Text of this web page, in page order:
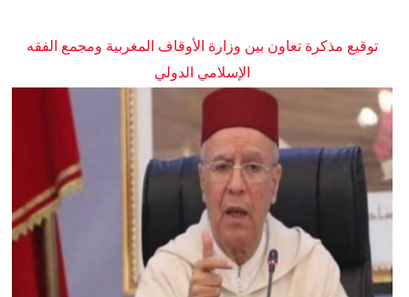
توقيع مذكرة تعاون بين وزارة الأوقاف المغربية ومجمع الفقه
الإسلامي الدولي